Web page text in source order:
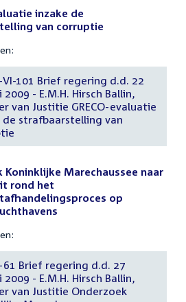
inzake de
van corruptie
101 Brief regering d.d. 22
2009 - E.M.H. Hirsch Ballin,
van Justitie GRECO-evaluatie
de strafbaarstelling van
Koninklijke Marechaussee naar
rond het
op
61 Brief regering d.d. 27
2009 - E.M.H. Hirsch Ballin,
van Justitie Onderzoek